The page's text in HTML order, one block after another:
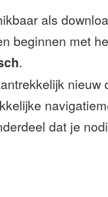
als
beginnen met
.
nieuw
dat je